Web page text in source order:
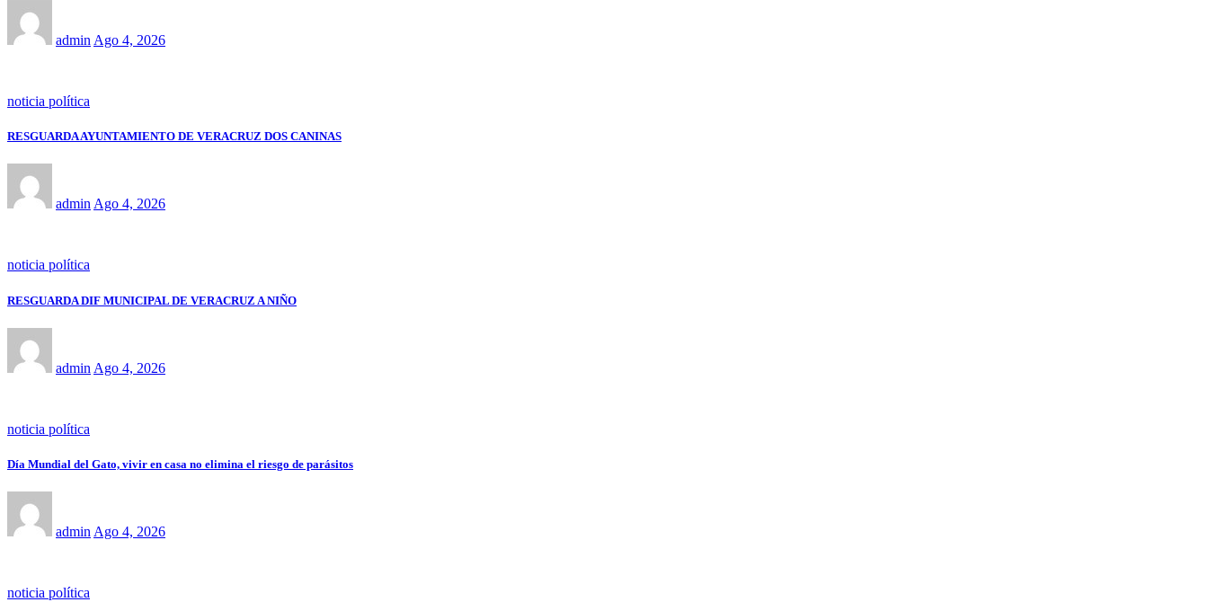
admin Ago 4, 2026
noticia política
RESGUARDA AYUNTAMIENTO DE VERACRUZ DOS CANINAS
adminAgo 4, 2026
noticia política
RESGUARDA DIF MUNICIPAL DE VERACRUZ A NIÑO
admin Ago 4, 2026
noticia política
Día Mundial del Gato, vivir en casa no elimina el riesgo de parásitos
admin Ago 4, 2026
noticia política